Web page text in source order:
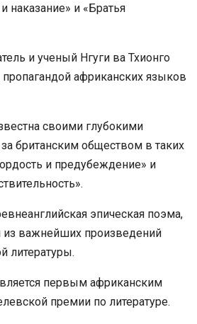
наказание» и «Братья
и ученый Нгуги ва Тхионго
пропагандой африканских языков
своими глубокими
британским обществом в таких
и предубеждение» и
эпическая поэма,
из важнейших произведений
литературы.
первым африканским
премии по литературе.